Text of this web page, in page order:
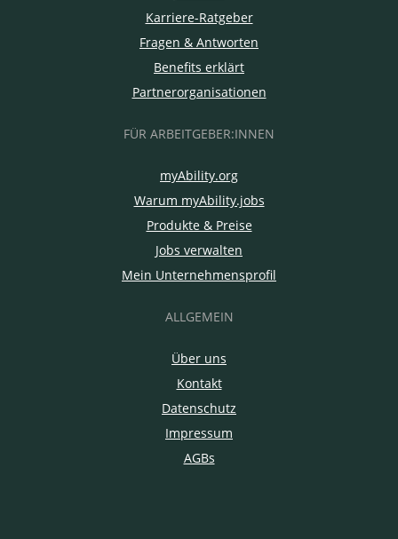
Karriere-Ratgeber
Fragen & Antworten
Benefits erklärt
Partnerorganisationen
FÜR ARBEITGEBER:INNEN
myAbility.org
Warum myAbility.jobs
Produkte & Preise
Jobs verwalten
Mein Unternehmensprofil
ALLGEMEIN
Über uns
Kontakt
Datenschutz
Impressum
AGBs